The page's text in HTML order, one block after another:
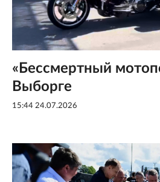
«Бессмертный
Выборге
15:44 24.07.2026